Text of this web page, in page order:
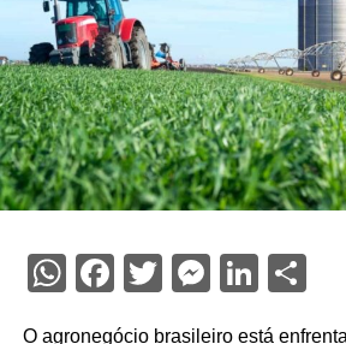
WhatsApp
Facebook
Twitter
O agronegócio brasileiro está